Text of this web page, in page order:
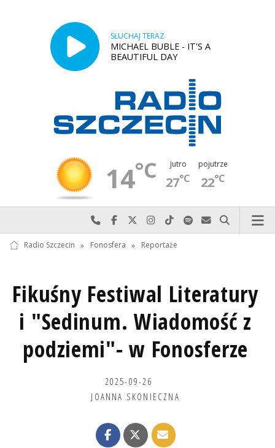
SŁUCHAJ TERAZ
MICHAEL BUBLE - IT'S A
BEAUTIFUL DAY
14°C jutro
27°C
pojutrze
22°C
Najlepiej po prostu do nas zadzwoń
Odwiedź nas na Facebook-u
Odwiedź nas na X
Odwiedź nas na Instagram-ie
Odwiedź nas na TikTok-u
Szukaj nas na Spotify
Wyślij do nas
Szukaj
Radio Szczecin » Fonosfera » Reportaże
Fikuśny Festiwal Literatury
i "Sedinum. Wiadomość z
podziemi"- w Fonosferze
2025-09-26
JOANNA SKONIECZNA